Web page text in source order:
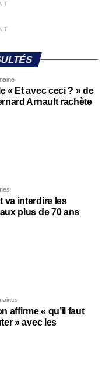
« Et avec ceci ? » de
Arnault rachète
va interdire les
plus de 70 ans
affirme « qu’il faut
» avec les